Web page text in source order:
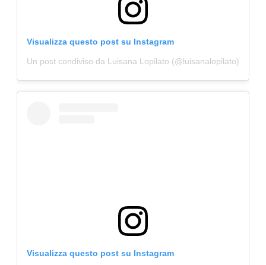
Visualizza questo post su Instagram
Un post condiviso da Luisana Lopilato (@luisanalopilato)
Visualizza questo post su Instagram